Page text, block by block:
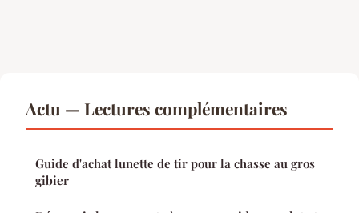
Actu — Lectures complémentaires
Guide d'achat lunette de tir pour la chasse au gros
gibier